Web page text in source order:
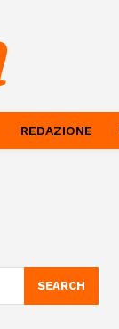
REDAZIONE
SEARCH